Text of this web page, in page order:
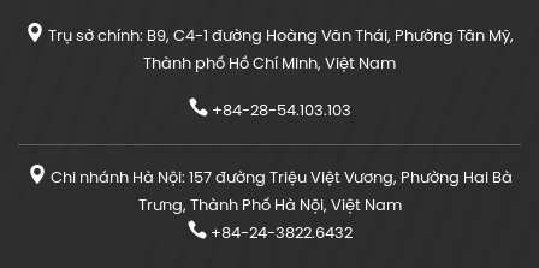
Trụ sở chính: B9, C4-1 đường Hoàng Văn Thái, Phường Tân Mỹ,
Thành phố Hồ Chí Minh, Việt Nam
+84-28-54.103.103
Chi nhánh Hà Nội: 157 đường Triệu Việt Vương, Phường Hai Bà
Trưng, Thành Phố Hà Nội, Việt Nam
+84-24-3822.6432